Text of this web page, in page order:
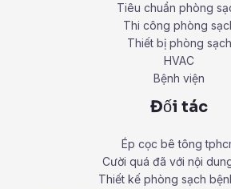
Tiêu chuẩn phòng
Thi công phòng
Thiết bị phòng sạch
HVAC
Bệnh viện
Đối tác
Ép cọc bê tông
Cười quá đã với nội
Thiết kế phòng sạch